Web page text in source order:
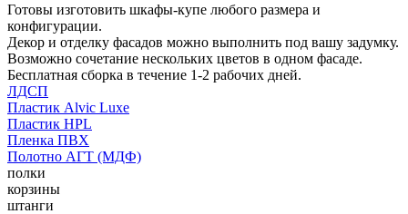
Готовы изготовить шкафы-купе любого размера и
конфигурации.
Декор и отделку фасадов можно выполнить под вашу задумку.
Возможно сочетание нескольких цветов в одном фасаде.
Бесплатная сборка в течение 1-2 рабочих дней.
ЛДСП
Пластик Alvic Luxe
Пластик HPL
Пленка ПВХ
Полотно АГТ (МДФ)
полки
корзины
штанги